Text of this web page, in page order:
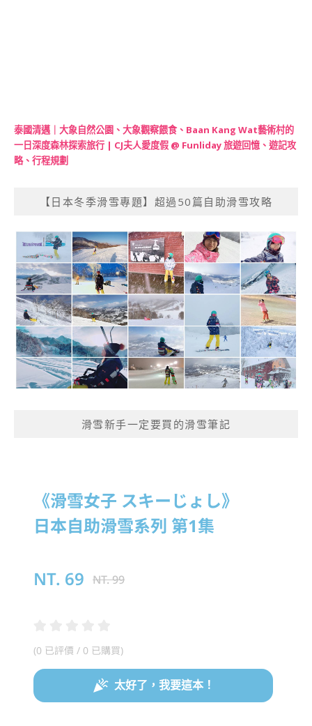
泰國清邁｜大象自然公園、大象觀察餵食、Baan Kang Wat藝術村的
一日深度森林探索旅行 | CJ夫人愛度假 @ Funliday 旅遊回憶、遊記攻
略、行程規劃
【日本冬季滑雪專題】超過50篇自助滑雪攻略
滑雪新手一定要買的滑雪筆記